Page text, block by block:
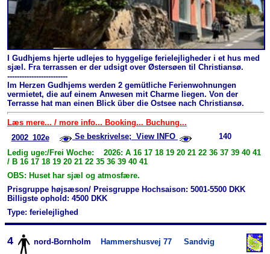
I Gudhjems hjerte udlejes to hyggelige ferielejligheder i et hus med
sjæl. Fra terrassen er der udsigt over Østersøen til Christiansø.
-------------------------
Im Herzen Gudhjems werden 2 gemütliche Ferienwohnungen
vermietet, die auf einem Anwesen mit Charme liegen. Von der
Terrasse hat man einen Blick über die Ostsee nach Christiansø.
Læs mere... / more info... Booking... Buchung...
2002_102e
Se beskrivelse; View INFO
140
Ledig uge:/Frei Woche: 2026: A 16 17 18 19 20 21 22 36 37 39 40 41
/ B 16 17 18 19 20 21 22 35 36 39 40 41
OBS: Huset har sjæl og atmosfære.
Prisgruppe højsæson/ Preisgruppe Hochsaison: 5001-5500 DKK
Billigste ophold: 4500 DKK
Type: ferielejlighed
4 nord-Bornholm Hammershusvej 77 Sandvig